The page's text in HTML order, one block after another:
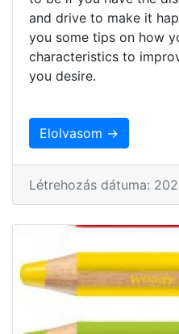
and drive to make it
you some tips on how
characteristics to
you desire.
Elolvasom →
Létrehozás dátuma: